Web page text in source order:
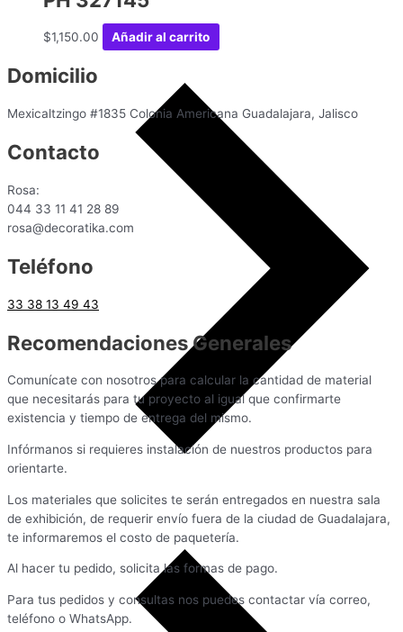
$1,150.00 Añadir al carrito
Domicilio
Mexicaltzingo #1835 Colonia Americana Guadalajara, Jalisco
Contacto
Rosa:
044 33 11 41 28 89
rosa@decoratika.com
Teléfono
33 38 13 49 43
Recomendaciones Generales
Comunícate con nosotros para calcular la cantidad de material
que necesitarás para tu proyecto al igual que confirmarte
existencia y tiempo de entrega del mismo.
Infórmanos si requieres instalación de nuestros productos para
orientarte.
Los materiales que solicites te serán entregados en nuestra sala
de exhibición, de requerir envío fuera de la ciudad de Guadalajara,
te informaremos el costo de paquetería.
Al hacer tu pedido, solicita las formas de pago.
Para tus pedidos y consultas nos puedes contactar vía correo,
teléfono o WhatsApp.